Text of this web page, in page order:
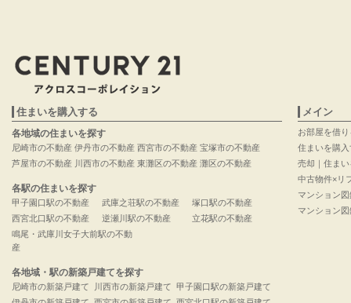
住まいを購入する
各地域の住まいを探す
尼崎市の不動産
芦屋市の不動産
伊丹市の不動産
川西市の不動産
西宮市の不動産
東灘区の不動産
宝塚市の不動産
灘区の不動産
各駅の住まいを探す
甲子園口駅の不動産
西宮北口駅の不動産
武庫之荘駅の不動産
逆瀬川駅の不動産
塚口駅の不動産
立花駅の不動産
鳴尾・武庫川女子大前駅の不動
産
各地域・駅の新築戸建てを探す
尼崎市の新築戸建て
川西市の新築戸建て 甲子園口駅の新築戸建て
メイン
お部屋を借り
住まいを購入
売却｜住ま
中古物件×リ
マンション
マンション